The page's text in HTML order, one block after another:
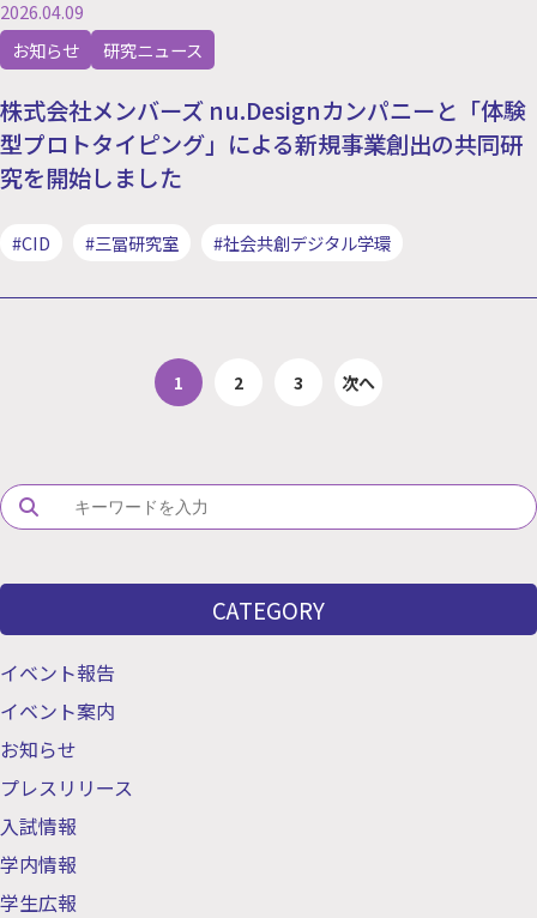
2026.04.09
お知らせ
研究ニュース
株式会社メンバーズ nu.Designカンパニーと「体験
型プロトタイピング」による新規事業創出の共同研
究を開始しました
#CID #三冨研究室 #社会共創デジタル学環
投稿のページ送り
1 2 3 次へ
Search
CATEGORY
イベント報告
イベント案内
お知らせ
プレスリリース
入試情報
学内情報
学生広報